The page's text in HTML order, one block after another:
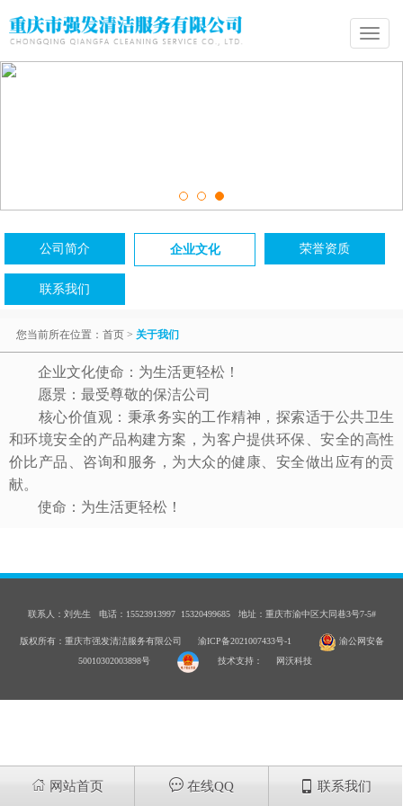
Toggle
公司简介 企业文化 荣誉资质
联系我们
您当前所在位置： 首页 > 关于我们
企业文化使命：为生活更轻松！
愿景：最受尊敬的保洁公司
核心价值观：秉承务实的工作精神，探索适于公共卫生
和环境安全的产品构建方案，为客户提供环保、安全的高性
价比产品、咨询和服务，为大众的健康、安全做出应有的贡
献。
使命：为生活更轻松！
联系人：刘先生 电话：15523913997 15320499685 地址：重庆市渝中区大同巷3号7-5#
版权所有：重庆市强发清洁服务有限公司 渝ICP备2021007433号-1
渝公网安备
50010302003898号
技术支持： 网沃科技
 网站首页  在线QQ  联系我们